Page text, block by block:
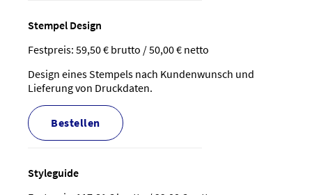
Stempel Design
Festpreis: 59,50 € brutto / 50,00 € netto
Design eines Stempels nach Kundenwunsch und
Lieferung von Druckdaten.
bestellen
Styleguide